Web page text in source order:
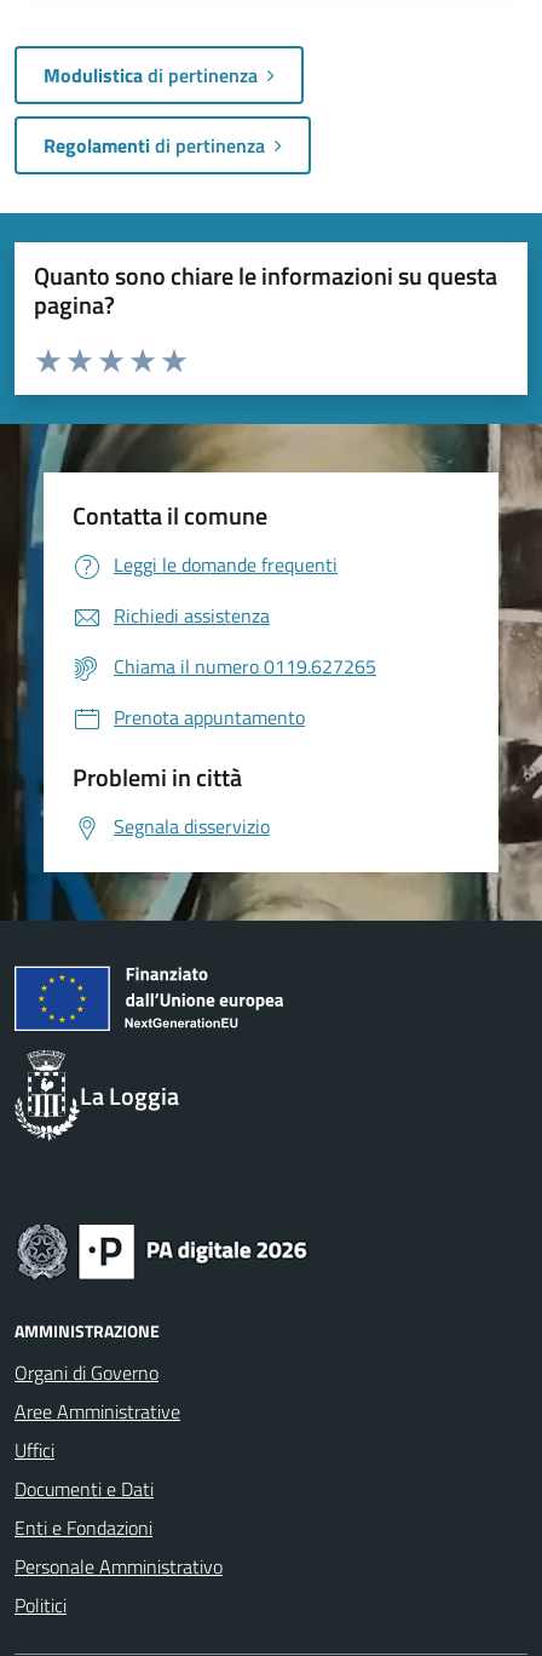
Modulisticadi pertinenza
Regolamentidi pertinenza
Quanto sono chiare le informazioni su questa
pagina?
Valuta da 1 a 5 stelle la pagina
Valuta 5 stelle su 5
Valuta 4 stelle su 5
Valuta 3 stelle su 5
Valuta 2 stelle su 5
Valuta 1 stelle su 5
Contatta il comune
Leggi le domande frequenti
Richiedi assistenza
Chiama il numero 0119.627265
Prenota appuntamento
Problemi in città
Segnala disservizio
La Loggia
AMMINISTRAZIONE
Organi di Governo
Aree Amministrative
Uffici
Documenti e Dati
Enti e Fondazioni
Personale Amministrativo
Politici